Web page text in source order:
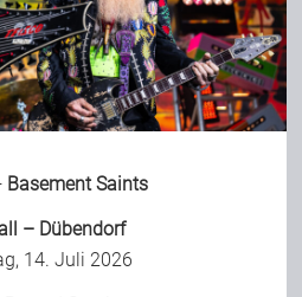
Basement Saints
– Dübendorf
14. Juli 2026